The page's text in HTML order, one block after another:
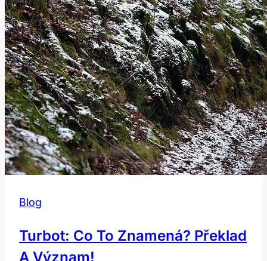
Blog
Turbot: Co To Znamená? Překlad
A Význam!